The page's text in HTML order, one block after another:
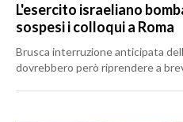
L'esercito israeliano
sospesi i colloqui a Roma
Brusca interruzione anticipata
dovrebbero però riprendere a